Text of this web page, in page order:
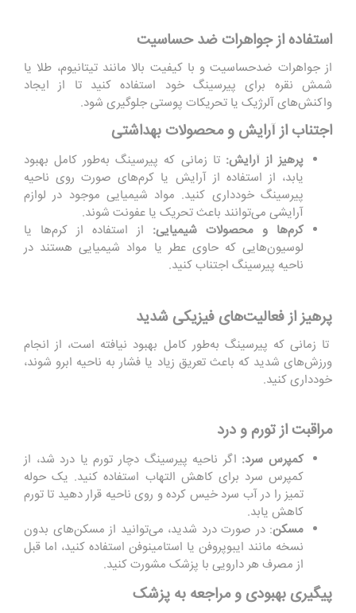
استفاده از جواهرات ضد حساسیت
از جواهرات ضدحساسیت و با کیفیت بالا مانند تیتانیوم، طلا یا
شمش نقره برای پیرسینگ خود استفاده کنید تا از ایجاد
واکنش‌های آلرژیک یا تحریکات پوستی جلوگیری شود.
اجتناب از آرایش و محصولات بهداشتی
پرهیز از آرایش: تا زمانی که پیرسینگ به‌طور کامل بهبود
یابد، از استفاده از آرایش یا کرم‌های صورت روی ناحیه
پیرسینگ خودداری کنید. مواد شیمیایی موجود در لوازم
آرایشی می‌توانند باعث تحریک یا عفونت شوند.
کرم‌ها و محصولات شیمیایی: از استفاده از کرم‌ها یا
لوسیون‌هایی که حاوی عطر یا مواد شیمیایی هستند در
ناحیه پیرسینگ اجتناب کنید.
پرهیز از فعالیت‌های فیزیکی شدید
تا زمانی که پیرسینگ به‌طور کامل بهبود نیافته است، از انجام
ورزش‌های شدید که باعث تعریق زیاد یا فشار به ناحیه ابرو شوند،
خودداری کنید.
مراقبت از تورم و درد
کمپرس سرد: اگر ناحیه پیرسینگ دچار تورم یا درد شد، از
کمپرس سرد برای کاهش التهاب استفاده کنید. یک حوله
تمیز را در آب سرد خیس کرده و روی ناحیه قرار دهید تا تورم
کاهش یابد.
مسکن: در صورت درد شدید، می‌توانید از مسکن‌های بدون
نسخه مانند ایبوپروفن یا استامینوفن استفاده کنید، اما قبل
از مصرف هر دارویی با پزشک مشورت کنید.
پیگیری بهبودی و مراجعه به پزشک